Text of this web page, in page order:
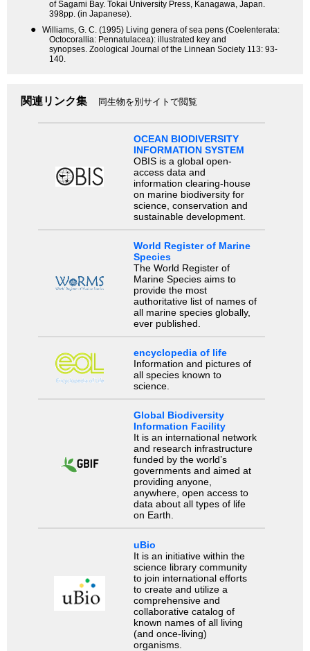
of Sagami Bay. Tokai University Press, Kanagawa, Japan.
398pp. (in Japanese).
●
Williams, G. C. (1995) Living genera of sea pens (Coelenterata:
Octocorallia: Pennatulacea): illustrated key and
synopses. Zoological Journal of the Linnean Society 113: 93-
140.
関連リンク集 同生物を別サイトで閲覧
OCEAN BIODIVERSITY
INFORMATION SYSTEM
OBIS is a global open-
access data and
information clearing-house
on marine biodiversity for
science, conservation and
sustainable development.
World Register of Marine
Species
The World Register of
Marine Species aims to
provide the most
authoritative list of names of
all marine species globally,
ever published.
encyclopedia of life
Information and pictures of
all species known to
science.
Global Biodiversity
Information Facility
It is an international network
and research infrastructure
funded by the world’s
governments and aimed at
providing anyone,
anywhere, open access to
data about all types of life
on Earth.
uBio
It is an initiative within the
science library community
to join international efforts
to create and utilize a
comprehensive and
collaborative catalog of
known names of all living
(and once-living)
organisms.